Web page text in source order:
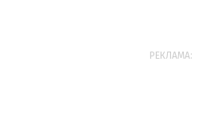
РЕКЛАМА: